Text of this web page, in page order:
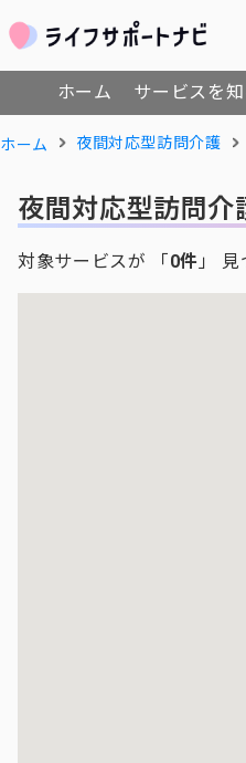
ホーム サービスを
ホーム 夜間対応型訪問介護
夜間対応型訪問介
対象サービスが 「0件 」 見